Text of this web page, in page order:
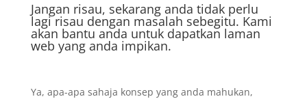
Jangan risau, sekarang anda tidak perlu
lagi risau dengan masalah sebegitu. Kami
akan bantu anda untuk dapatkan laman
web yang anda impikan.
Ya, apa-apa sahaja konsep yang anda mahukan,